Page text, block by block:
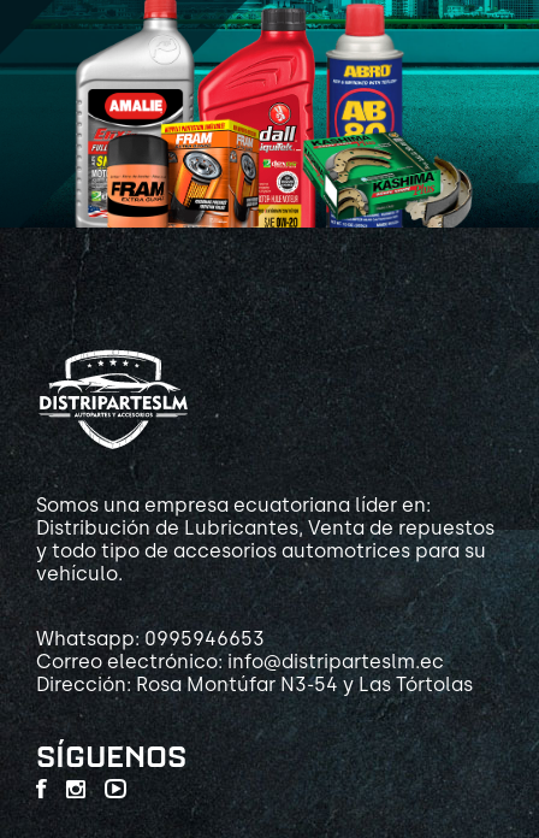
Somos una empresa ecuatoriana líder en:
Distribución de Lubricantes, Venta de repuestos
y todo tipo de accesorios automotrices para su
vehículo.
Whatsapp: 0995946653
Correo electrónico: info@distriparteslm.ec
Dirección: Rosa Montúfar N3-54 y Las Tórtolas
SÍGUENOS